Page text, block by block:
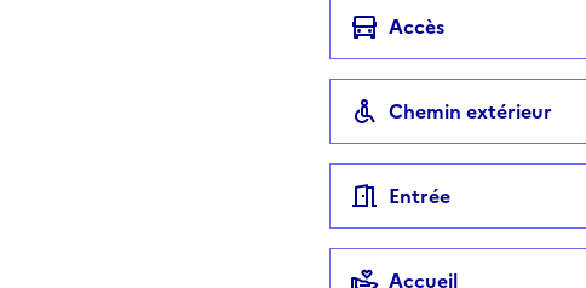
Accès
Chemin extérieur
Entrée
Accueil